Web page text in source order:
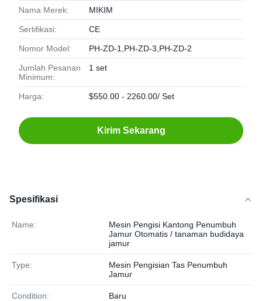
Nama Merek: MIKIM
Sertifikasi: CE
Nomor Model: PH-ZD-1,PH-ZD-3,PH-ZD-2
Jumlah Pesanan
Minimum:
1 set
Harga: $550.00 - 2260.00/ Set
Kirim Sekarang
Spesifikasi
Name:
Mesin Pengisi Kantong Penumbuh
Jamur Otomatis / tanaman budidaya
jamur
Type:
Mesin Pengisian Tas Penumbuh
Jamur
Condition: Baru